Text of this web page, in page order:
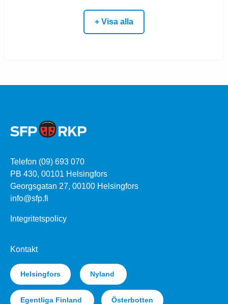
+ Visa alla
Telefon (09) 693 070
PB 430, 00101 Helsingfors
Georgsgatan 27, 00100 Helsingfors
info@sfp.fi
Integritetspolicy
Kontakt
Helsingfors Nyland
Egentliga Finland Österbotten